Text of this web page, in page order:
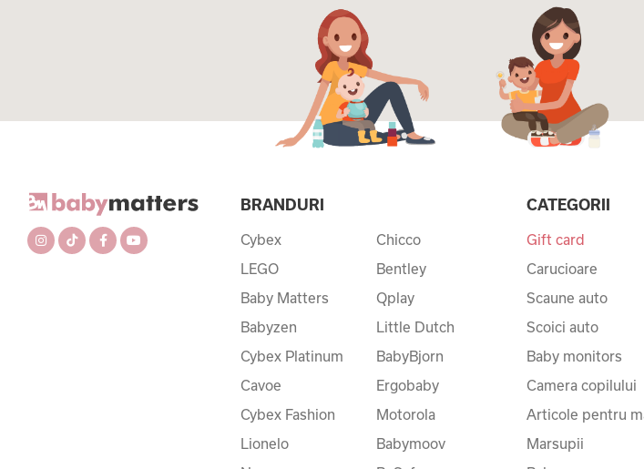
BRANDURI
Cybex
LEGO
Baby Matters
Babyzen
Cybex Platinum
Cavoe
Cybex Fashion
Lionelo
Chicco
Bentley
Qplay
Little Dutch
BabyBjorn
Ergobaby
Motorola
Babymoov
CATEGORII
Gift card
Carucioare
Scaune auto
Scoici auto
Baby monitors
Camera copilului
Articole pentru
Marsupii